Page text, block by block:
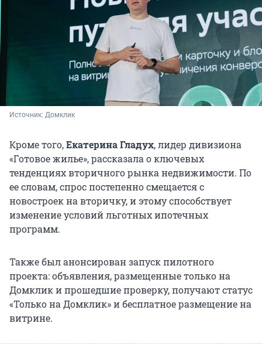
Источник: Домклик
Кроме того,Екатерина Гладух, лидер дивизиона
«Готовое жилье», рассказала о ключевых
тенденциях вторичного рынка недвижимости. По
ее словам, спрос постепенно смещается с
новостроек на вторичку, и этому способствует
изменение условий льготных ипотечных
программ.
Также был анонсирован запуск пилотного
проекта: объявления, размещенные только на
Домклик и прошедшие проверку, получают статус
«Только на Домклик» и бесплатное размещение на
витрине.